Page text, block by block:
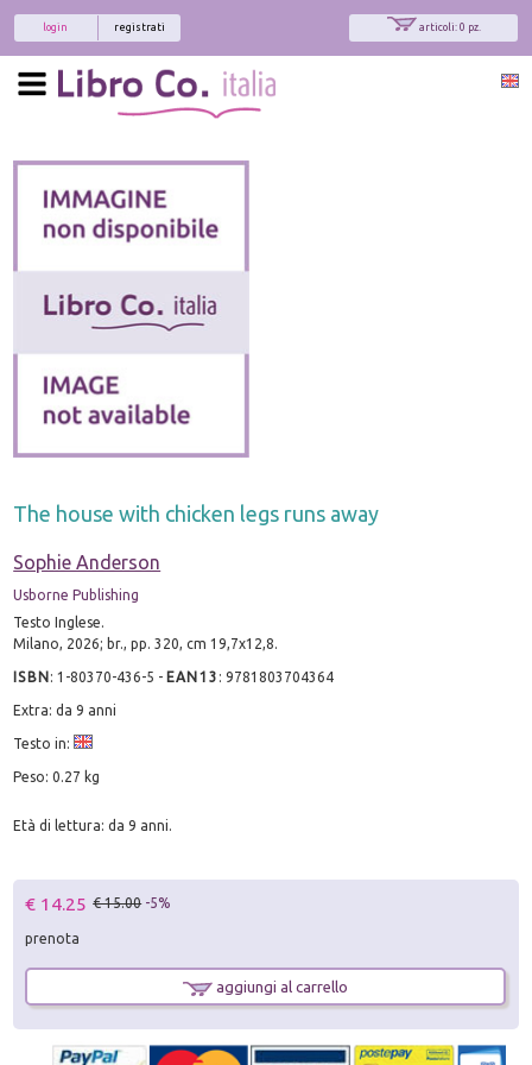
articoli: 0 pz.
registrati
login
The house with chicken legs runs away
Sophie Anderson
Usborne Publishing
Testo Inglese.
Milano, 2026; br., pp. 320, cm 19,7x12,8.
ISBN:1-80370-436-5 - EAN13 :9781803704364
Extra: da 9 anni
Testo in:
Peso: 0.27 kg
Età di lettura: da 9 anni.
€ 14.25 € 15.00 -5%
prenota
aggiungi al carrello